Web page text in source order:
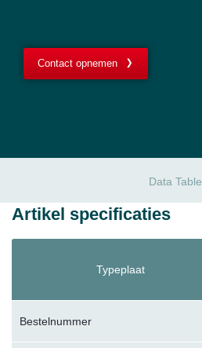
Contact opnemen
Data Table
Artikel specificaties
Typeplaat
Bestelnummer